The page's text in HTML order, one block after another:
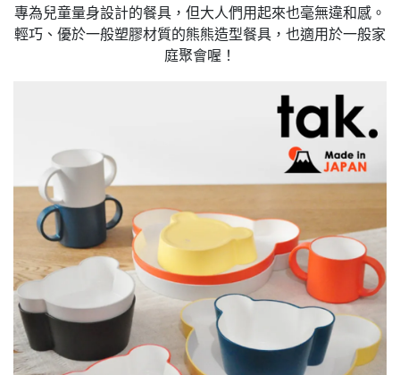
專為兒童量身設計的餐具，但大人們用起來也毫無違和感。
輕巧、優於一般塑膠材質的熊熊造型餐具，也適用於一般家
庭聚會喔！